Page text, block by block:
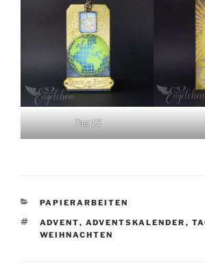
Tag 13
KATEGORIEN
PAPIERARBEITEN
SCHLAGWÖRTER
ADVENT, ADVENTSKALENDER ,
WEIHNACHTEN